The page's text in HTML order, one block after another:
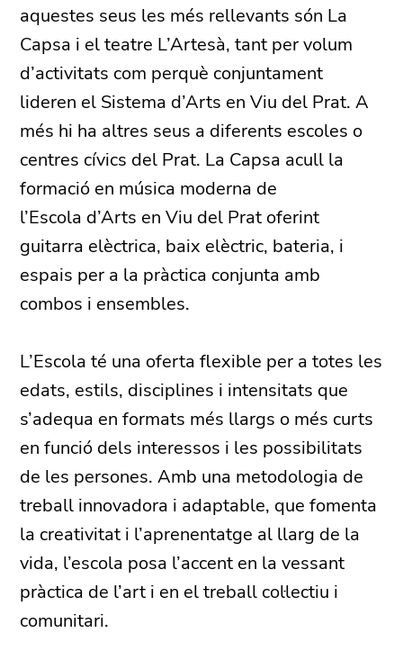
aquestes seus les més rellevants són La
Capsa i el teatre L’Artesà, tant per volum
d’activitats com perquè conjuntament
lideren el Sistema d’Arts en Viu del Prat. A
més hi ha altres seus a diferents escoles o
centres cívics del Prat. La Capsa acull la
formació en música moderna de
l’Escola d’Arts en Viu del Prat oferint
guitarra elèctrica, baix elèctric, bateria, i
espais per a la pràctica conjunta amb
combos i ensembles.
L’Escola té una oferta flexible per a totes les
edats, estils, disciplines i intensitats que
s’adequa en formats més llargs o més curts
en funció dels interessos i les possibilitats
de les persones. Amb una metodologia de
treball innovadora i adaptable, que fomenta
la creativitat i l’aprenentatge al llarg de la
vida, l’escola posa l’accent en la vessant
pràctica de l’art i en el treball col·lectiu i
comunitari.